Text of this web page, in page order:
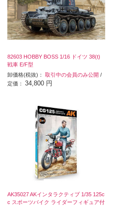
82603 HOBBY BOSS 1/16 ドイツ 38(t)
戦車 E/F型
卸価格(税抜)： 取引中の会員のみ公開 /
定価： 34,800 円
AK35027 AKインタラクティブ 1/35 125c
c スポーツバイク ライダーフィギュア付